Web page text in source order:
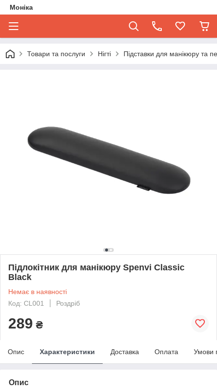
Моніка
Товари та послуги Нігті Підставки для манікюру та
Підлокітник для манікюру Spenvi Classic
Black
Немає в наявності
Код: CL001
Роздріб
289 ₴
Опис Характеристики Доставка Оплата Умови
Опис